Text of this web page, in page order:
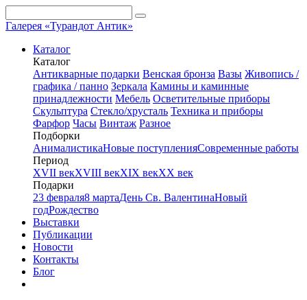
Галерея «Турандот Антик»
Каталог
Каталог
Антикварные подарки Венская бронза Вазы Живопись /
графика / панно Зеркала Камины и каминные
принадлежности Мебель Осветительные приборы
Скульптура Стекло/хрусталь Техника и приборы
Фарфор Часы Винтаж Разное
Подборки
АнималистикаНовые поступленияСовременные работы
Период
XVII векXVIII векXIX векXX век
Подарки
23 февраля8 мартаДень Св. ВалентинаНовый
годРождество
Выставки
Публикации
Новости
Контакты
Блог